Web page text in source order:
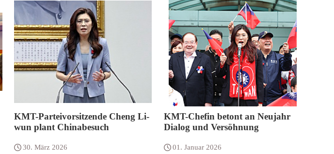
KMT-Parteivorsitzende Cheng Li-
wun plant Chinabesuch
30. März 2026
KMT-Chefin betont an Neujahr
Dialog und Versöhnung
01. Januar 2026